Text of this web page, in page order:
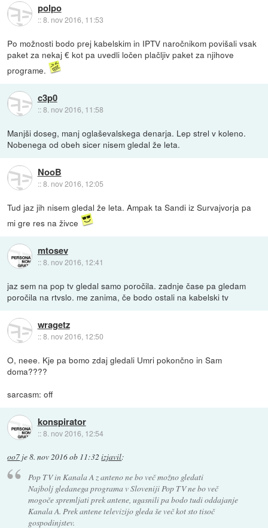
polpo
::8. nov 2016, 11:53
Po možnosti bodo prej kabelskim in IPTV naročnikom povišali vsak
paket za nekaj € kot pa uvedli ločen plačljiv paket za njihove
programe.
c3p0
::8. nov 2016, 11:58
Manjši doseg, manj oglaševalskega denarja. Lep strel v koleno.
Nobenega od obeh sicer nisem gledal že leta.
NooB
::8. nov 2016, 12:05
Tud jaz jih nisem gledal že leta. Ampak ta Sandi iz Survajvorja pa
mi gre res na živce
mtosev
::8. nov 2016, 12:41
jaz sem na pop tv gledal samo poročila. zadnje čase pa gledam
poročila na rtvslo. me zanima, če bodo ostali na kabelski tv
wragetz
::8. nov 2016, 12:50
O, neee. Kje pa bomo zdaj gledali Umri pokončno in Sam
doma????
sarcasm: off
konspirator
::8. nov 2016, 12:54
oo7 je8. nov 2016 ob 11:32 izjavil:
Pop TV in Kanala A z anteno ne bo več možno gledati
Najbolj gledanega programa v Sloveniji Pop TV ne bo več
mogoče spremljati prek antene, ugasnili pa bodo tudi oddajanje
Kanala A. Prek antene televizijo gleda še več kot sto tisoč
gospodinjstev.